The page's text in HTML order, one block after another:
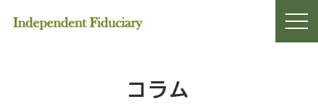
コラム